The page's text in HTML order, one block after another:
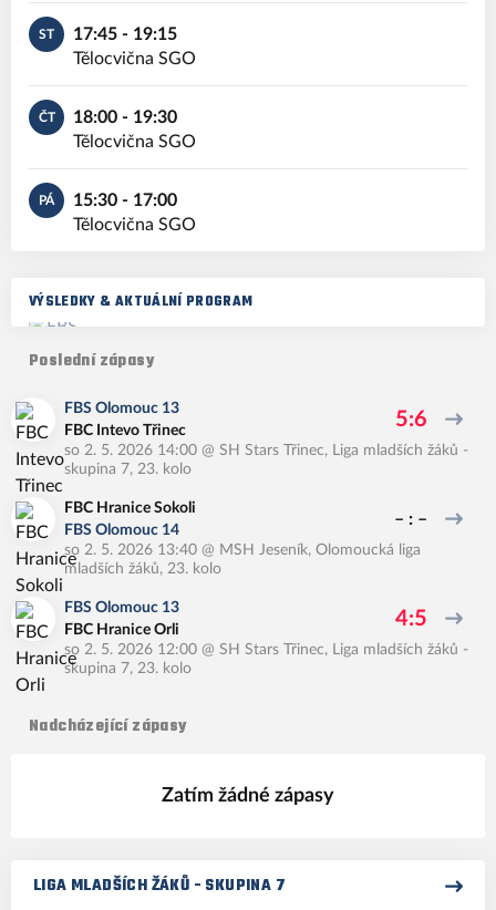
ST
17:45 - 19:15
Tělocvična SGO
ČT
18:00 - 19:30
Tělocvična SGO
PÁ
15:30 - 17:00
Tělocvična SGO
VÝSLEDKY & AKTUÁLNÍ PROGRAM
Poslední zápasy
FBS Olomouc 13
FBC Intevo Třinec
5:6
so 2. 5. 2026 14:00 @ SH Stars Třinec, Liga mladších žáků -
skupina 7, 23. kolo
FBC Hranice Sokoli
FBS Olomouc 14
– : –
so 2. 5. 2026 13:40 @ MSH Jeseník, Olomoucká liga
mladších žáků, 23. kolo
FBS Olomouc 13
FBC Hranice Orli
4:5
so 2. 5. 2026 12:00 @ SH Stars Třinec, Liga mladších žáků -
skupina 7, 23. kolo
Nadcházející zápasy
Zatím žádné zápasy
LIGA MLADŠÍCH ŽÁKŮ - SKUPINA 7